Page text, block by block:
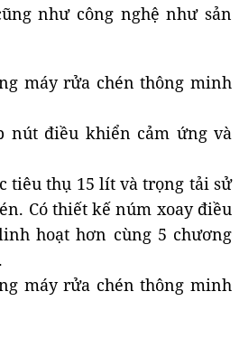
như công nghệ như sản
nút điều khiển cảm ứng và
tiêu thụ 15 lít và trọng tải sử
Có thiết kế núm xoay điều
hoạt hơn cùng 5 chương